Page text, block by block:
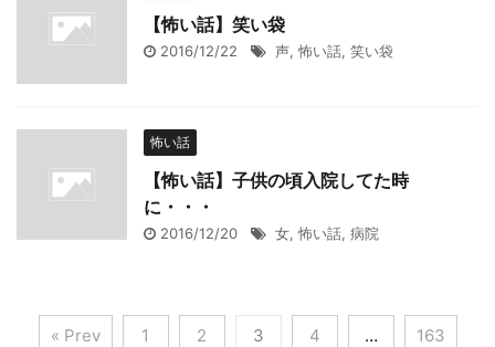
【怖い話】笑い袋
2016/12/22 声, 怖い話, 笑い袋
怖い話
【怖い話】子供の頃入院してた時
に・・・
2016/12/20 女, 怖い話, 病院
« Prev 1 2 3 4 … 163